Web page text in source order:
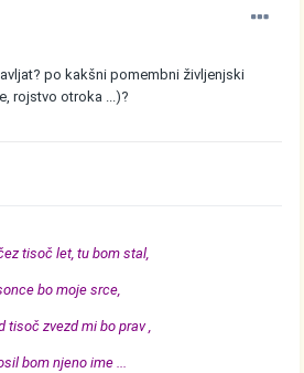
po kakšni pomembni življenjski
rojstvo otroka ...)?
tisoč let, tu bom stal,
bo moje srce,
tisoč zvezd mi bo prav ,
bom njeno ime ...